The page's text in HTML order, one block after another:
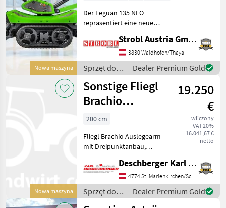
Nowa maszyna
Der Leguan 135 NEO
repräsentiert eine neue
Hubarbeitsbühnen, die sich
durch einfache
Bedienbarkeit, hohe
Tragfähigkeit und
effizienzsteigernde Technol
Strobl Austria GmbH
3830 Waidhofen/Thaya
Sprzęt do
pielęgnacji
drzew /
Leguan Lifts
Dealer Premium Gold
Nowa maszyna
Sonstige Fliegl
Brachio
Auslegearm mit
FlexCut 150
19.250
€
wliczony
VAT 20%
16.041,67 €
netto
200 cm
Fliegl Brachio Auslegearm
mit Dreipunktanbau,
ideal für Randbereiche,
Gräben und Böschungen;
Reichweite über 4 Meter +
jeweiliges Anbaugerät
Deschberger Karl Landtechnik GesmbH & Co KG
4774 St. Marienkirchen/Schärding
Sprzęt do
pielęgnacji
Dealer Premium Gold